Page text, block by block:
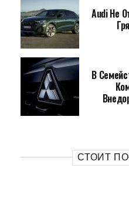
Audi Не
В
СТОИТ